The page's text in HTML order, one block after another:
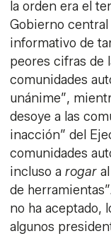
la orden era el
Gobierno
informativo de
peores cifras de
comunidades
unánime”,
desoye a las
inacción” del
comunidades
incluso arogar
de
no ha aceptado,
algunos